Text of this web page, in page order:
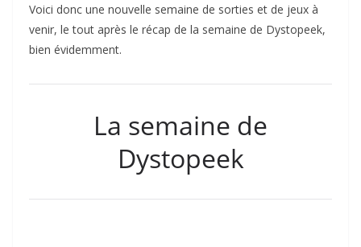
Voici donc une nouvelle semaine de sorties et de jeux à
venir, le tout après le récap de la semaine de Dystopeek,
bien évidemment.
La semaine de
Dystopeek